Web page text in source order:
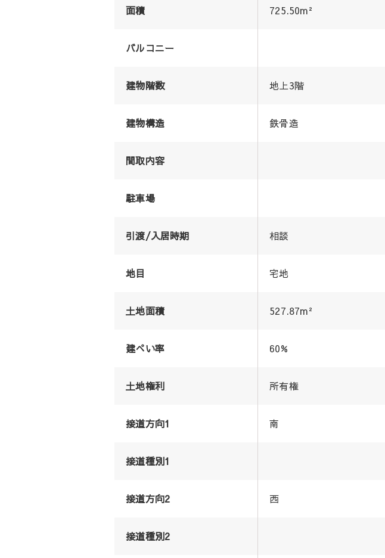
面積 725.50m²
バルコニー
建物階数 地上3階
建物構造 鉄骨造
間取内容
駐車場
引渡/入居時期 相談
地目 宅地
土地面積 527.87m²
建ぺい率 60%
土地権利 所有権
接道方向1 南
接道種別1
接道方向2 西
接道種別2